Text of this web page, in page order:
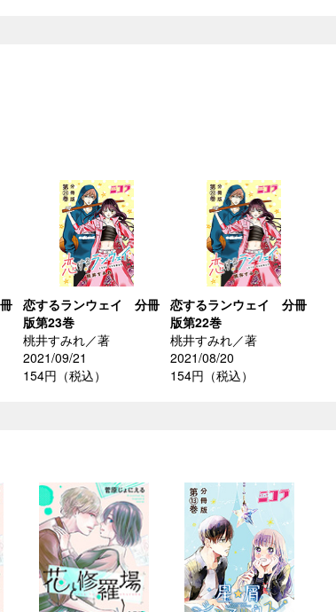
恋するランウェイ 分冊
版第23巻
桃井すみれ／著
2021/09/21
154円（税込）
恋するランウェイ 分冊
版第22巻
桃井すみれ／著
2021/08/20
154円（税込）